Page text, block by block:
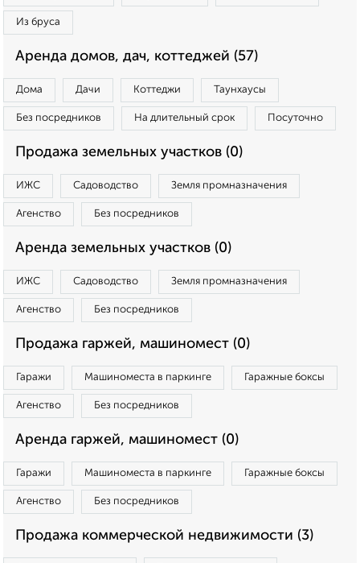
Из бруса
Аренда домов, дач, коттеджей (57)
Дома Дачи Коттеджи Таунхаусы
Без посредников На длительный срок Посуточно
Продажа земельных участков (0)
ИЖС Садоводство Земля промназначения
Агенство Без посредников
Аренда земельных участков (0)
ИЖС Садоводство Земля промназначения
Агенство Без посредников
Продажа гаржей, машиномест (0)
Гаражи Машиноместа в паркинге Гаражные боксы
Агенство Без посредников
Аренда гаржей, машиномест (0)
Гаражи Машиноместа в паркинге Гаражные боксы
Агенство Без посредников
Продажа коммерческой недвижимости (3)